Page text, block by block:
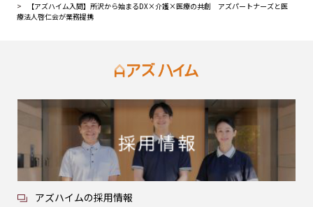
【アズハイム入間】所沢から始まるDX×介護×医療の共創 アズパートナーズと医
療法人啓仁会が業務提携
アズハイムの採用情報